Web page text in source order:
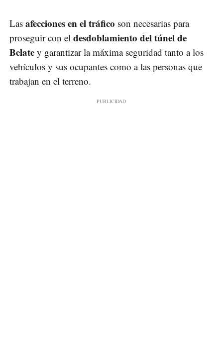
Las afecciones en el tráfico son necesarias para
proseguir con el desdoblamiento del túnel de
Belate y garantizar la máxima seguridad tanto a los
vehículos y sus ocupantes como a las personas que
trabajan en el terreno.